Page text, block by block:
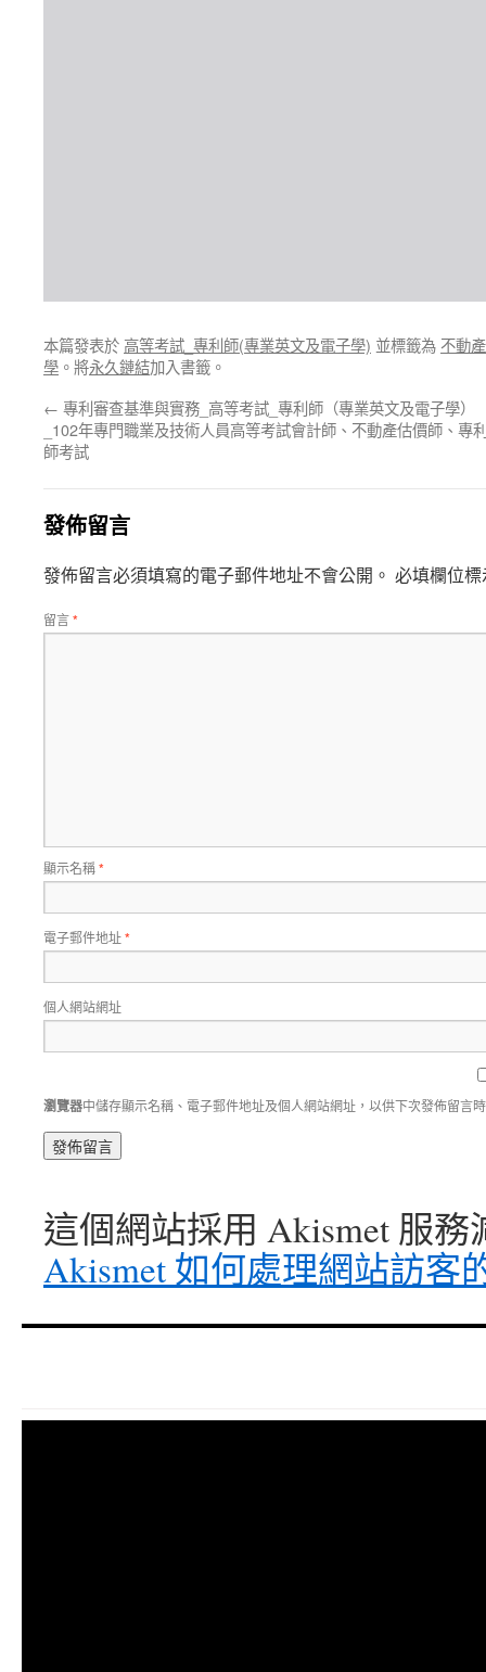
本篇發表於 高等考試_專利師(專業英文及電子學) 並標籤為 不動
學 。將永久鏈結加入書籤。
← 專利審查基準與實務_高等考試_專利師（專業英文及電子學）
_102年專門職業及技術人員高等考試會計師、不動產估價師、專
師考試
發佈留言
發佈留言必須填寫的電子郵件地址不會公開。 必填欄位
留言*
顯示名稱*
電子郵件地址*
個人網站網址
瀏覽器中儲存顯示名稱、電子郵件地址及個人網站網址，以供下次發佈留言
這個網站採用 Akismet 服
Akismet 如何處理網站訪客